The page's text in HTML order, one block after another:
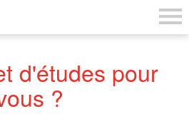
d'études pour
?